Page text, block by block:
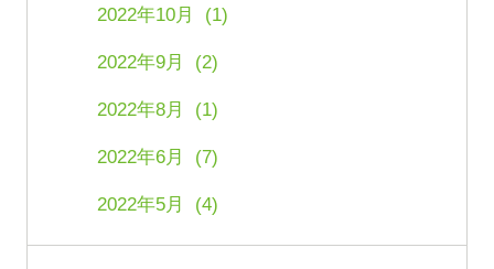
2022年10月 (1)
2022年9月 (2)
2022年8月 (1)
2022年6月 (7)
2022年5月 (4)